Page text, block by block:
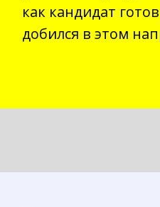
как кандидат
добился в этом